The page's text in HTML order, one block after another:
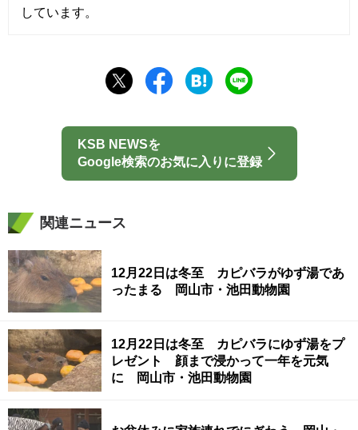
しています。
KSB NEWSを
Google検索のお気に入りに登録
関連ニュース
12月22日は冬至 カピバラがゆず湯であ
ったまる 岡山市・池田動物園
12月22日は冬至 カピバラにゆず湯をプ
レゼント 顔まで浸かって一年を元気
に 岡山市・池田動物園